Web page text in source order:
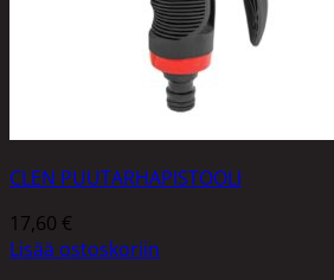
CLEN PUUTARHAPISTOOLI
17,60 €
Lisää ostoskoriin